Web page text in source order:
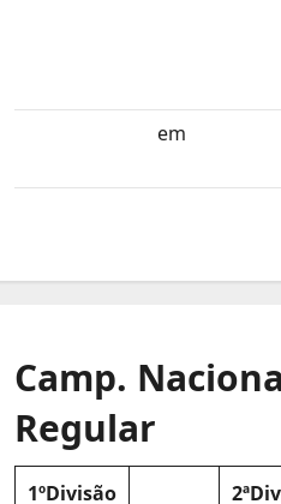
em
Camp.
Regular
1ºDivisão